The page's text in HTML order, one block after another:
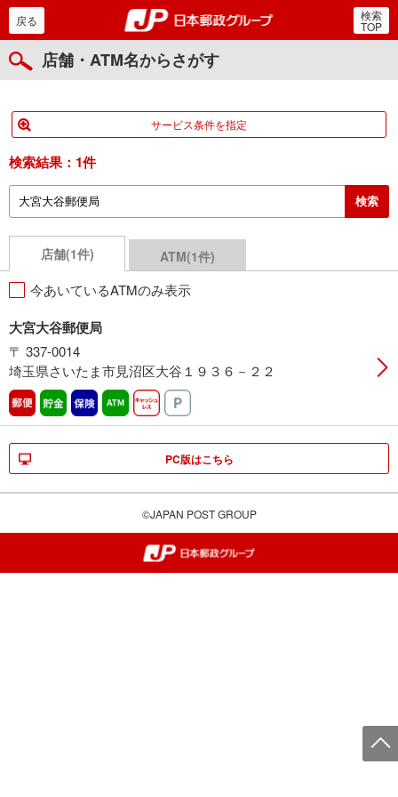
郵便局・日本郵政グルー
戻る 検索
TOP
店舗・ATM名からさがす
サービス条件を指定
検索結果： 1件
店舗(1件) ATM(1件)
今あいているATMのみ表示
大宮大谷郵便局
〒 337-0014
埼玉県さいたま市見沼区大谷１９３６－２２
郵便 貯金 保険 ATM営業中キャッシュレス
PC版はこちら
©JAPAN POST GROUP